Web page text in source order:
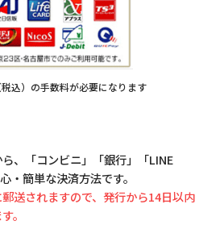
込）の手数料が必要になります
、「コンビニ」「銀行」「LINE
・簡単な決済方法です。
送されますので、発行から14日以内
。